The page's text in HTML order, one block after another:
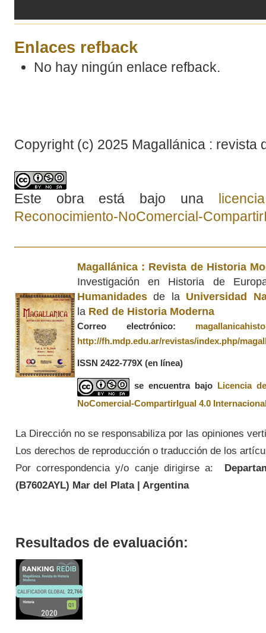
Enlaces refback
No hay ningún enlace refback.
Copyright (c) 2025 Magallánica : revista
Este obra está bajo una
Reconocimiento-NoComercial-
Magallánica : Revista de Historia
Investigación en Historia de
Humanidadesde la Universidad
la Red de Historia Moderna
Correo electrónico:
http://fh.mdp.edu.ar/revistas/index.php/
ISSN 2422-779X (en línea)
se encuentra bajo
Licencia
NoComercial-CompartirIgual 4.0
La Dirección no se responsabiliza por las opiniones
Los derechos de reproducción o traducción de los
Por correspondencia y/o canje dirigirse a:
(B7602AYL) Mar del Plata | Argentina
Resultados de evaluación: